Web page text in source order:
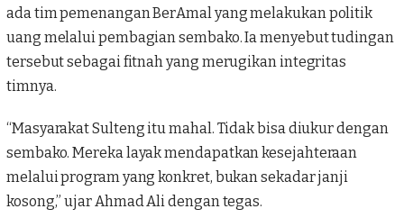
ada tim pemenangan BerAmal yang melakukan politik
uang melalui pembagian sembako. Ia menyebut tudingan
tersebut sebagai fitnah yang merugikan integritas
timnya.
“Masyarakat Sulteng itu mahal. Tidak bisa diukur dengan
sembako. Mereka layak mendapatkan kesejahteraan
melalui program yang konkret, bukan sekadar janji
kosong,” ujar Ahmad Ali dengan tegas.